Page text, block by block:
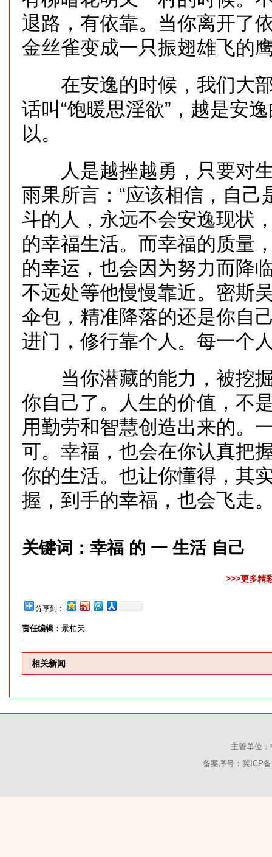
退路，有依靠。当你离开了
金丝雀变成一只振翅雄飞的
在安逸的时候，我们大部
话叫“饱暖思淫欲”，越是安
以。
人是越挫越勇，只要对生
雨果所言：“应该相信，自
斗的人，永远不会安逸现状
的幸福生活。而幸福的质量
的幸运，也会因为努力而降
不远处等他慢慢靠近。密斯
伞包，精准降落的还是你自
进门，修行靠个人。每一个
当你潜藏的能力，被挖掘
你自己了。人生的价值，不
用勤劳和智慧创造出来的。
可。幸福，也会在你认真把
你的生活。也让你懂得，其
握，到手的幸福，也会飞走
关键词： 幸福 的 一 生活 自己
>>>更多精
分享到：
责任编辑： 景柏天
相关新闻
主管单位
备案序号： 冀ICP